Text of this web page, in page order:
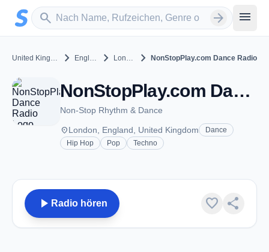
Zum Hauptinhalt springen
search
Sender suchen arrow_forward menu
United Kingdom chevron_right England chevron_right London chevron_right NonStopPlay.com Dance Radio
NonStopPlay.com Dance Radio - London
Non-Stop Rhythm & Dance
placeLondon, England, United Kingdom
Dance
Hip Hop
Pop Techno
play_arrow Radio hören favorite share